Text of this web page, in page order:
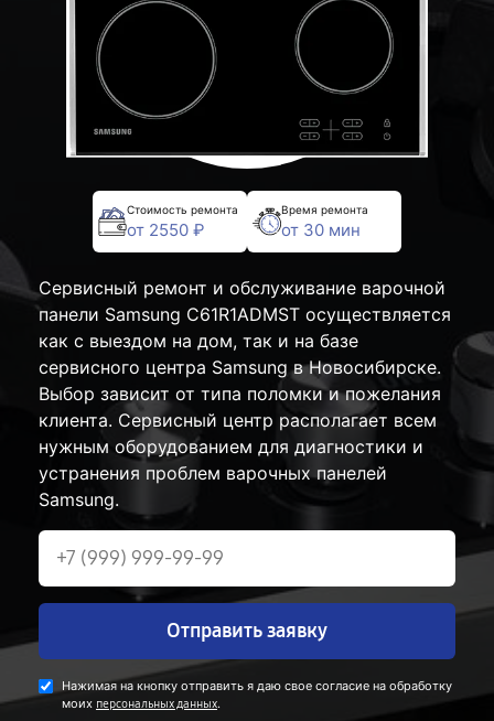
Стоимость ремонта
от 2550 ₽
Время ремонта
от 30 мин
Сервисный ремонт и обслуживание варочной
панели Samsung C61R1ADMST осуществляется
как с выездом на дом, так и на базе
сервисного центра Samsung в Новосибирске.
Выбор зависит от типа поломки и пожелания
клиента. Сервисный центр располагает всем
нужным оборудованием для диагностики и
устранения проблем варочных панелей
Samsung.
Отправить заявку
Нажимая на кнопку отправить я даю свое согласие на обработку
моих персональных данных.